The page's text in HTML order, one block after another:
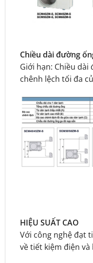
Chiều dài đường
Giới hạn: Chiều dài
chênh lệch tối đa
HIỆU SUẤT CAO
Với công nghệ đạt
về tiết kiệm điện